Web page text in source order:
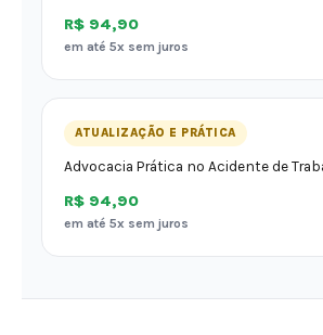
R$ 94,90
em até 5x sem juros
ATUALIZAÇÃO E PRÁTICA
Advocacia Prática no Acidente de
R$ 94,90
em até 5x sem juros